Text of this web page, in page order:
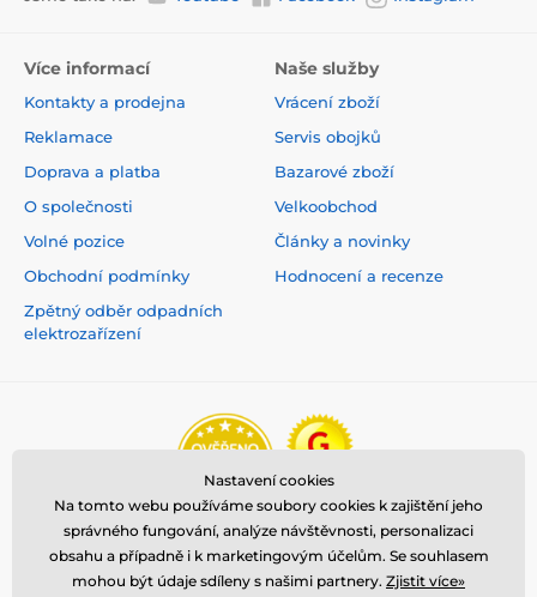
Více informací
Kontakty a prodejna
Reklamace
Doprava a platba
O společnosti
Volné pozice
Obchodní podmínky
Zpětný odběr odpadních
elektrozařízení
Naše služby
Vrácení zboží
Servis obojků
Bazarové zboží
Velkoobchod
Články a novinky
Hodnocení a recenze
Nastavení cookies
Na tomto webu používáme soubory cookies k zajištění jeho
správného fungování, analýze návštěvnosti, personalizaci
obsahu a případně i k marketingovým účelům. Se souhlasem
mohou být údaje sdíleny s našimi partnery. Zjistit více»